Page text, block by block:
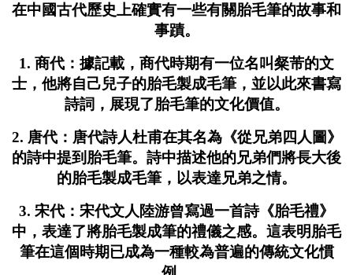
在中國古代歷史上確實有一些有關胎毛筆的故事和
事蹟。
1. 商代：據記載，商代時期有一位名叫粲芾的文
士，他將自己兒子的胎毛製成毛筆，並以此來書寫
詩詞，展現了胎毛筆的文化價值。
2. 唐代：唐代詩人杜甫在其名為《從兄弟四人圖》
的詩中提到胎毛筆。詩中描述他的兄弟們將長大後
的胎毛製成毛筆，以表達兄弟之情。
3. 宋代：宋代文人陸游曾寫過一首詩《胎毛禮》
中，表達了將胎毛製成筆的禮儀之感。這表明胎毛
筆在這個時期已成為一種較為普遍的傳統文化慣